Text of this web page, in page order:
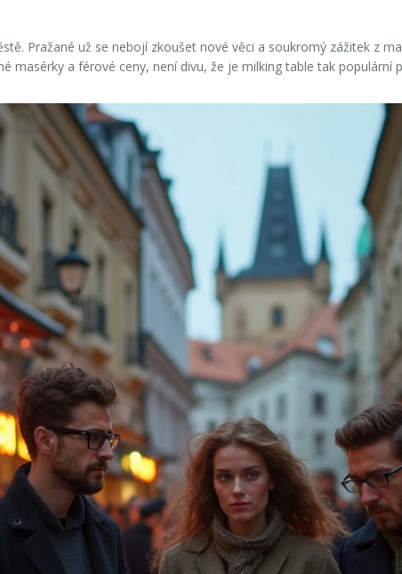
Pražané už se nebojí zkoušet nové věci a soukromý zážitek z
masérky a férové ceny, není divu, že je milking table tak populární